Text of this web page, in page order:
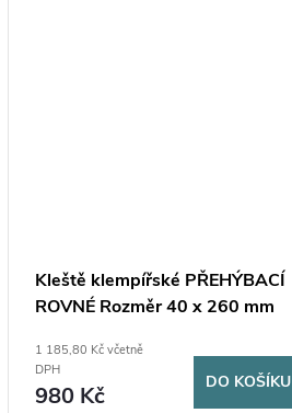
Kleště klempířské PŘEHÝBACÍ
ROVNÉ Rozměr 40 x 260 mm
1 185,80 Kč včetně
DPH
980 Kč DO KOŠÍKU